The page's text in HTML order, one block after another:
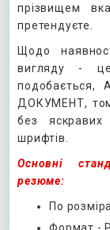
прізвищем
претендуєте.
Щодо
вигляду -
подобається,
ДОКУМЕНТ,
без яскравих
шрифтів.
Основні
резюме:
По
Формат -